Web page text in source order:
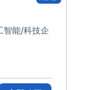
智能/科技企